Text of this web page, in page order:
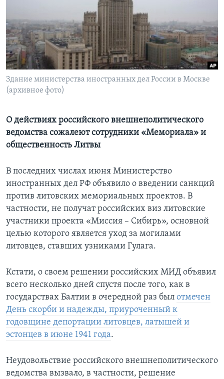
Learning English
СОЦИАЛЬНЫЕ СЕТИ
Языки
Здание министерства иностранных дел России в Москве
(архивное фото)
О действиях российского внешнеполитического
ведомства сожалеют сотрудники «Мемориала» и
общественность Литвы
В последних числах июня Министерство
иностранных дел РФ объявило о введении санкций
против литовских мемориальных проектов. В
частности, не получат российских виз литовские
участники проекта «Миссия – Сибирь», основной
целью которого является уход за могилами
литовцев, ставших узниками Гулага.
Кстати, о своем решении российских МИД объявил
всего несколько дней спустя после того, как в
государствах Балтии в очередной раз был отмечен
День скорби и надежды, приуроченный к
годовщине депортации литовцев, латышей и
эстонцев в июне 1941 года.
Неудовольствие российского внешнеполитического
ведомства вызвало, в частности, решение